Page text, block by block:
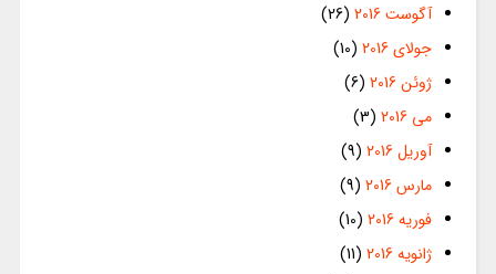
آگوست 2016
(26)
جولای 2016
(10)
ژوئن 2016
(6)
می 2016
(3)
آوریل 2016
(9)
مارس 2016
(9)
فوریه 2016
(10)
ژانویه 2016
(11)